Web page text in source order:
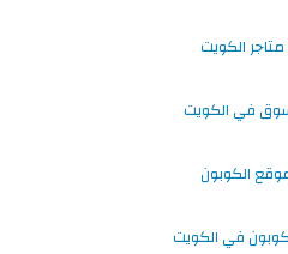
الكويت
في الكويت
الكوبون
في الكويت